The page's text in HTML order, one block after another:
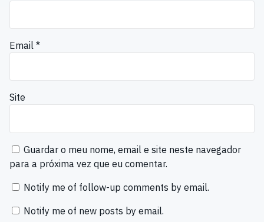
Email *
Site
Guardar o meu nome, email e site neste navegador
para a próxima vez que eu comentar.
Notify me of follow-up comments by email.
Notify me of new posts by email.